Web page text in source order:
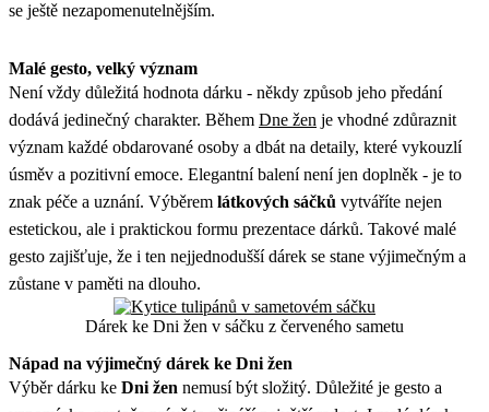
se ještě nezapomenutelnějším.
Malé gesto, velký význam
Není vždy důležitá hodnota dárku - někdy způsob jeho předání
dodává jedinečný charakter. Během Dne žen je vhodné zdůraznit
význam každé obdarované osoby a dbát na detaily, které vykouzlí
úsměv a pozitivní emoce. Elegantní balení není jen doplněk - je to
znak péče a uznání. Výběrem látkových sáčků vytváříte nejen
estetickou, ale i praktickou formu prezentace dárků. Takové malé
gesto zajišťuje, že i ten nejjednodušší dárek se stane výjimečným a
zůstane v paměti na dlouho.
Dárek ke Dni žen v sáčku z červeného sametu
Nápad na výjimečný dárek ke Dni žen
Výběr dárku ke Dni žen nemusí být složitý. Důležité je gesto a